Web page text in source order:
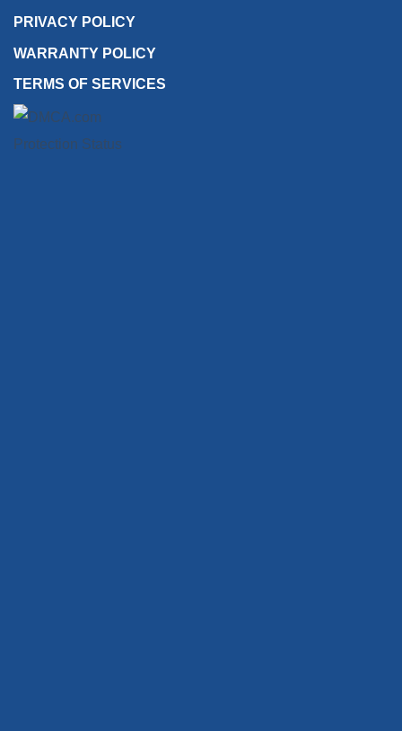
PRIVACY POLICY
WARRANTY POLICY
TERMS OF SERVICES